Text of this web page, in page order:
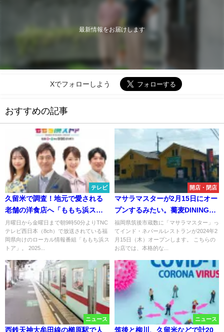
最新情報をお届けします
Xでフォローしよう
おすすめの記事
テレビ
久留米で調査！地元で愛される
老舗の洋食店へ「ももち浜スト
ア」12月19日放送
月曜日から金曜日まで朝9時50分よりTNC
テレビ西日本（8ch）で放送されている福
岡県向けのローカル情報番組「ももち浜ス
トア」。 2025...
開店・閉店
マサラマスターが2月15日にオー
プンするみたい。蕎麦DINING・
禅の跡地（筑後市）
福岡県筑後市蔵数に「マサラマスター」っ
てインド・ネパールレストランが2024年2
月15日（木）オープンします。 こちらの
お店では、本格的な...
ニュース
西鉄天神大牟田線の櫛原駅で人
ニュース
筑後と柳川、久留米などで計20